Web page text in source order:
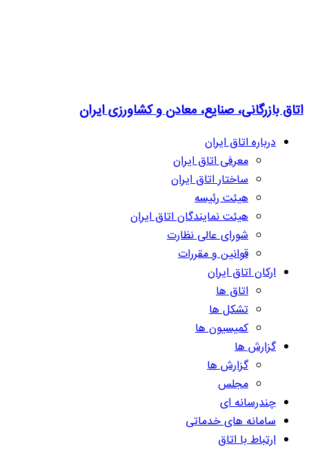
اتاق بازرگانی، صنایع، معادن و کشاورزی ایران
درباره اتاق ایران
معرفی اتاق ایران
ساختار اتاق ایران
هیئت رئیسه
هیئت نمایندگان اتاق ایران
شورای عالی نظارت
قوانین و مقررات
ارکان اتاق ایران
اتاق ها
تشکل ها
کمیسیون ها
گزارش ها
گزارش ها
مجلس
چندرسانه ای
سامانه های خدماتی
ارتباط با اتاق